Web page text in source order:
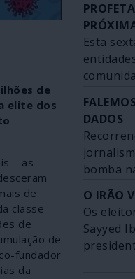
de
elite dos
– as
de
classe
de
de
fundador
da
Esta
DADOS
bomba
O IRÃO
Os
Sayyed